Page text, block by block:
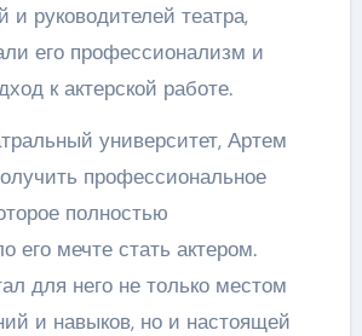
и руководителей театра,
его профессионализм и
к актерской работе.
университет, Артем
профессиональное
полностью
его мечте стать актером.
для него не только местом
и навыков, но и настоящей